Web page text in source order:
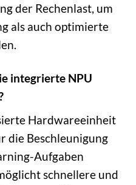
der Rechenlast, um
als auch optimierte
integrierte NPU
Hardwareeinheit
die Beschleunigung
Aufgaben
schnellere und